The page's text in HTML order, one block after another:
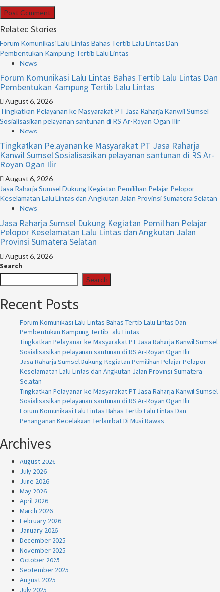
Related Stories
Forum Komunikasi Lalu Lintas Bahas Tertib Lalu Lintas Dan
Pembentukan Kampung Tertib Lalu Lintas
News
Forum Komunikasi Lalu Lintas Bahas Tertib Lalu Lintas Dan
Pembentukan Kampung Tertib Lalu Lintas
August 6, 2026
Tingkatkan Pelayanan ke Masyarakat PT Jasa Raharja Kanwil Sumsel
Sosialisasikan pelayanan santunan di RS Ar-Royan Ogan Ilir
News
Tingkatkan Pelayanan ke Masyarakat PT Jasa Raharja
Kanwil Sumsel Sosialisasikan pelayanan santunan di RS Ar-
Royan Ogan Ilir
August 6, 2026
Jasa Raharja Sumsel Dukung Kegiatan Pemilihan Pelajar Pelopor
Keselamatan Lalu Lintas dan Angkutan Jalan Provinsi Sumatera Selatan
News
Jasa Raharja Sumsel Dukung Kegiatan Pemilihan Pelajar
Pelopor Keselamatan Lalu Lintas dan Angkutan Jalan
Provinsi Sumatera Selatan
August 6, 2026
Search
Search
Recent Posts
Forum Komunikasi Lalu Lintas Bahas Tertib Lalu Lintas Dan
Pembentukan Kampung Tertib Lalu Lintas
Tingkatkan Pelayanan ke Masyarakat PT Jasa Raharja Kanwil Sumsel
Sosialisasikan pelayanan santunan di RS Ar-Royan Ogan Ilir
Jasa Raharja Sumsel Dukung Kegiatan Pemilihan Pelajar Pelopor
Keselamatan Lalu Lintas dan Angkutan Jalan Provinsi Sumatera
Selatan
Tingkatkan Pelayanan ke Masyarakat PT Jasa Raharja Kanwil Sumsel
Sosialisasikan pelayanan santunan di RS Ar-Royan Ogan Ilir
Forum Komunikasi Lalu Lintas Bahas Tertib Lalu Lintas Dan
Penanganan Kecelakaan Terlambat Di Musi Rawas
Archives
August 2026
July 2026
June 2026
May 2026
April 2026
March 2026
February 2026
January 2026
December 2025
November 2025
October 2025
September 2025
August 2025
July 2025